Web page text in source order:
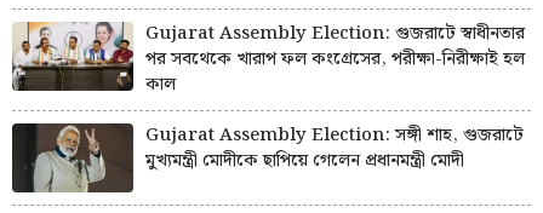
Gujarat Assembly Election: গুজরাটে স্বাধীনতার
পর সবথেকে খারাপ ফল কংগ্রেসের, পরীক্ষা-নিরীক্ষাই হল
কাল
Gujarat Assembly Election: সঙ্গী শাহ, গুজরাটে
মুখ্যমন্ত্রী মোদীকে ছাপিয়ে গেলেন প্রধানমন্ত্রী মোদী